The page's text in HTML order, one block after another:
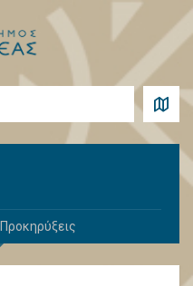
Προκηρύξεις